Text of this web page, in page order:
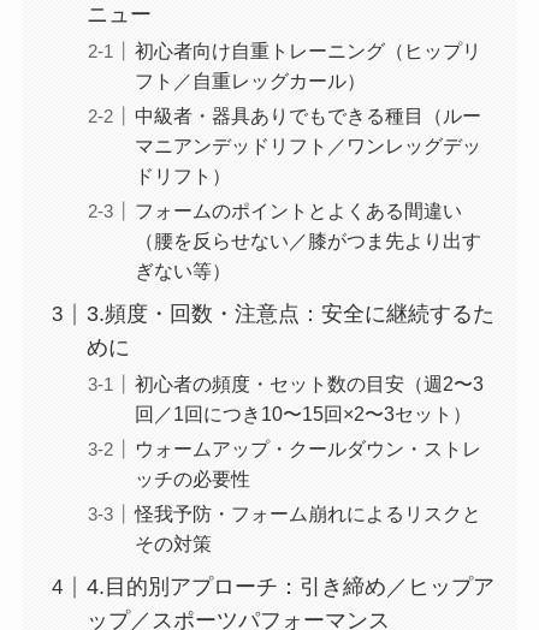
ニュー
初心者向け自重トレーニング（ヒップリ
フト／自重レッグカール）
中級者・器具ありでもできる種目（ルー
マニアンデッドリフト／ワンレッグデッ
ドリフト）
フォームのポイントとよくある間違い
（腰を反らせない／膝がつま先より出す
ぎない等）
3.頻度・回数・注意点：安全に継続するた
めに
初心者の頻度・セット数の目安（週2〜3
回／1回につき10〜15回×2〜3セット）
ウォームアップ・クールダウン・ストレ
ッチの必要性
怪我予防・フォーム崩れによるリスクと
その対策
4.目的別アプローチ：引き締め／ヒップア
ップ／スポーツパフォーマンス